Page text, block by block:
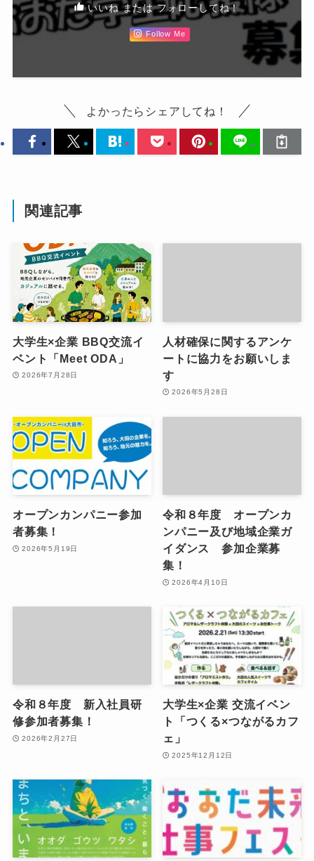
いいね または フォローしてね！
Follow Me
よかったらシェアしてね！
関連記事
大学生×企業 BBQ交流イ
ベント「Meet ODA」
2026年7月28日
人材確保に関するアンケ
ートに協力をお願いしま
す
2026年5月28日
オープンカンパニー参加
者募集！
2026年5月19日
令和８年度 オープンカ
ンパニー及び地域企業ガ
イダンス 参加企業募
集！
2026年4月10日
令和８年度 新入社員研
修参加者募集！
2026年2月27日
大学生×企業 交流イベン
ト「つくる×つながるカフ
ェ」
2025年12月12日